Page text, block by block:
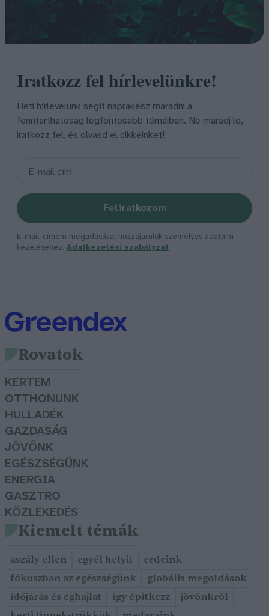
Iratkozz fel hírlevelünkre!
Heti hírlevelünk segít naprakész maradni a
fenntarthatóság legfontosabb témáiban. Ne maradj le,
iratkozz fel, és olvasd el cikkeinket!
Feliratkozom
E-mail-címem megadásával hozzájárulok személyes adataim
kezeléséhez. Adatkezelési szabályzat
Rovatok
KERTEM
OTTHONUNK
HULLADÉK
GAZDASÁG
JÖVŐNK
EGÉSZSÉGÜNK
ENERGIA
GASZTRO
KÖZLEKEDÉS
Kiemelt témák
aszály ellen egyél helyit
erdeink
fókuszban az egészségünk
globális megoldások
időjárás és éghajlat
így építkezz
jövőnkről